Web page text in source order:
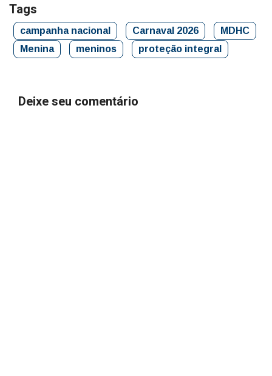
Tags
campanha nacional Carnaval 2026
MDHC
Menina
meninos proteção integral
Deixe seu comentário